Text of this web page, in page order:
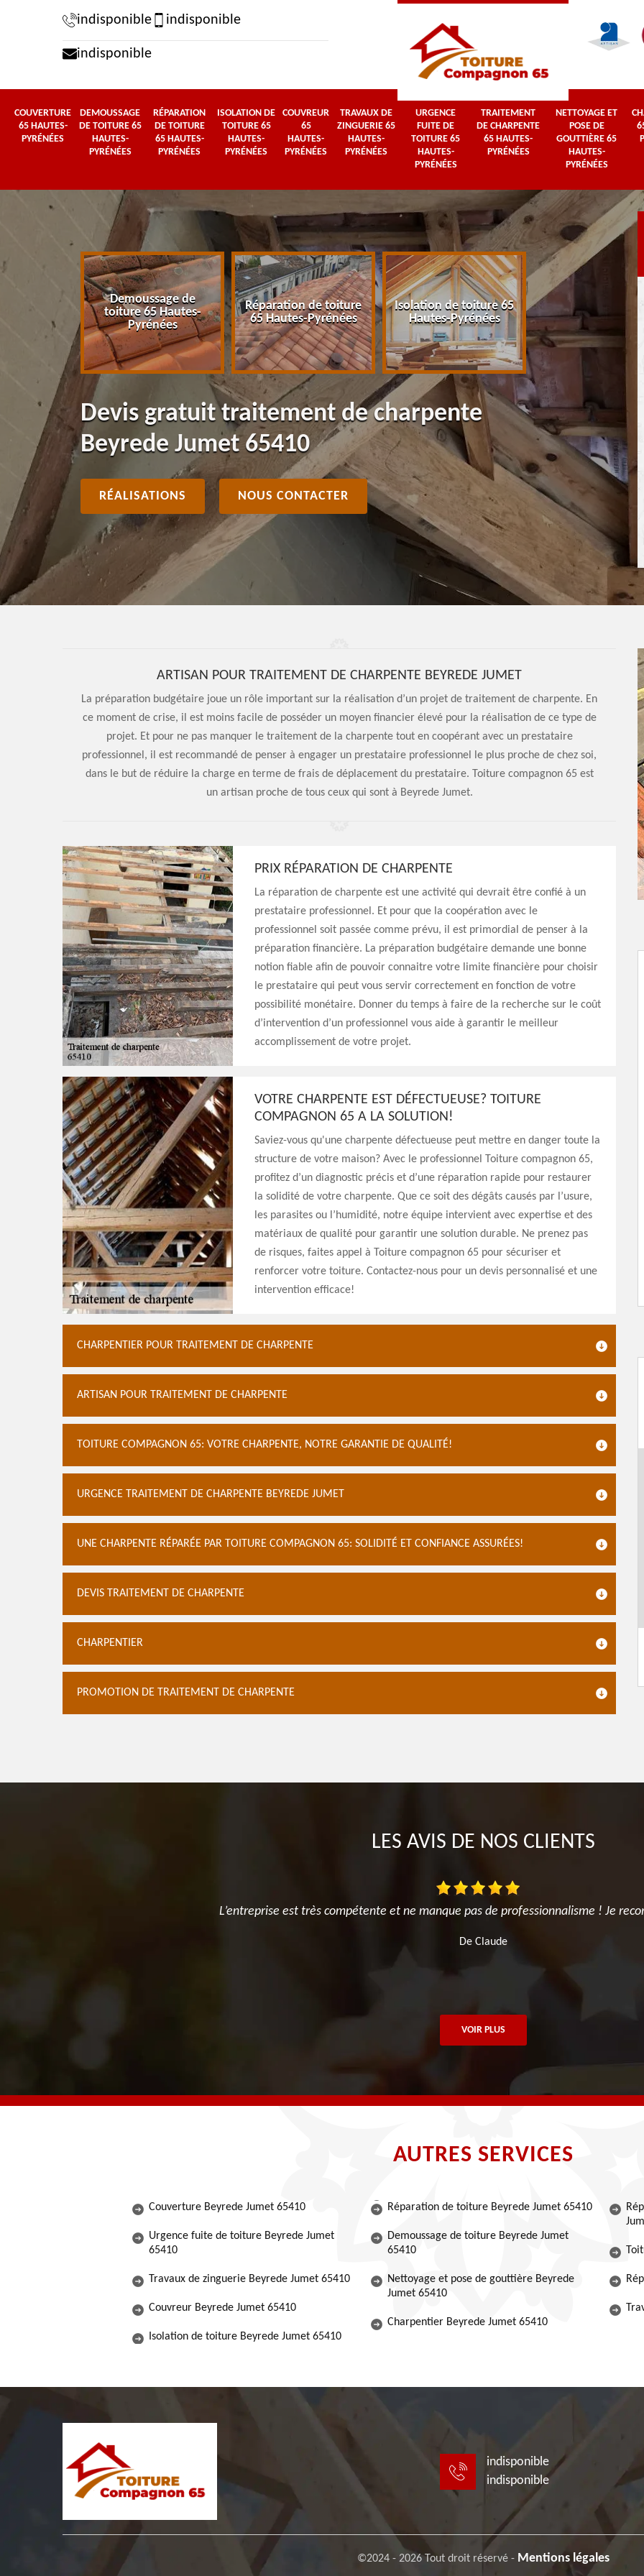
indisponible indisponible
indisponible
COUVERTURE
65 HAUTES-
PYRÉNÉES
DEMOUSSAGE
DE TOITURE 65
HAUTES-
PYRÉNÉES
RÉPARATION
DE TOITURE
65 HAUTES-
PYRÉNÉES
ISOLATION DE
TOITURE 65
HAUTES-
PYRÉNÉES
COUVREUR
65
HAUTES-
PYRÉNÉES
TRAVAUX DE
ZINGUERIE 65
HAUTES-
PYRÉNÉES
URGENCE
FUITE DE
TOITURE 65
HAUTES-
PYRÉNÉES
TRAITEMENT
DE CHARPENTE
65 HAUTES-
PYRÉNÉES
NETTOYAGE ET
POSE DE
GOUTTIÈRE 65
HAUTES-
PYRÉNÉES
Hautes-
Demoussage de
toiture 65 Hautes-
Pyrénées
Réparation de toiture
65 Hautes-Pyrénées
Isolation de toiture 65
Hautes-Pyrénées
Couvreur 65
Pyrénées
Devis gratuit traitement de charpente
Beyrede Jumet 65410
RÉALISATIONS NOUS CONTACTER
ARTISAN POUR TRAITEMENT DE CHARPENTE BEYREDE JUMET
La préparation budgétaire joue un rôle important sur la réalisation d’un projet de traitement de charpente. En
ce moment de crise, il est moins facile de posséder un moyen financier élevé pour la réalisation de ce type de
projet. Et pour ne pas manquer le traitement de la charpente tout en coopérant avec un prestataire
professionnel, il est recommandé de penser à engager un prestataire professionnel le plus proche de chez soi,
dans le but de réduire la charge en terme de frais de déplacement du prestataire. Toiture compagnon 65 est
un artisan proche de tous ceux qui sont à Beyrede Jumet.
PRIX RÉPARATION DE CHARPENTE
La réparation de charpente est une activité qui devrait être confié à un
prestataire professionnel. Et pour que la coopération avec le
professionnel soit passée comme prévu, il est primordial de penser à la
préparation financière. La préparation budgétaire demande une bonne
notion fiable afin de pouvoir connaitre votre limite financière pour choisir
le prestataire qui peut vous servir correctement en fonction de votre
possibilité monétaire. Donner du temps à faire de la recherche sur le coût
d’intervention d’un professionnel vous aide à garantir le meilleur
accomplissement de votre projet.
VOTRE CHARPENTE EST DÉFECTUEUSE? TOITURE
COMPAGNON 65 A LA SOLUTION!
Saviez-vous qu'une charpente défectueuse peut mettre en danger toute la
structure de votre maison? Avec le professionnel Toiture compagnon 65,
profitez d’un diagnostic précis et d’une réparation rapide pour restaurer
la solidité de votre charpente. Que ce soit des dégâts causés par l’usure,
les parasites ou l’humidité, notre équipe intervient avec expertise et des
matériaux de qualité pour garantir une solution durable. Ne prenez pas
de risques, faites appel à Toiture compagnon 65 pour sécuriser et
renforcer votre toiture. Contactez-nous pour un devis personnalisé et une
intervention efficace!
CHARPENTIER POUR TRAITEMENT DE CHARPENTE
ARTISAN POUR TRAITEMENT DE CHARPENTE
TOITURE COMPAGNON 65: VOTRE CHARPENTE, NOTRE GARANTIE DE QUALITÉ!
URGENCE TRAITEMENT DE CHARPENTE BEYREDE JUMET
UNE CHARPENTE RÉPARÉE PAR TOITURE COMPAGNON 65: SOLIDITÉ ET CONFIANCE ASSURÉES!
DEVIS TRAITEMENT DE CHARPENTE
CHARPENTIER
PROMOTION DE TRAITEMENT DE CHARPENTE
LES AVIS DE NOS CLIENTS
L’entreprise est très compétente et ne manque pas de professionnalisme ! Je
De Claude
VOIR PLUS
AUTRES SERVICES
Couverture Beyrede Jumet 65410
Urgence fuite de toiture Beyrede Jumet
65410
Travaux de zinguerie Beyrede Jumet 65410
Couvreur Beyrede Jumet 65410
Isolation de toiture Beyrede Jumet 65410
Réparation de toiture Beyrede Jumet 65410
Demoussage de toiture Beyrede Jumet
65410
Nettoyage et pose de gouttière Beyrede
Jumet 65410
Charpentier Beyrede Jumet 65410
indisponible
indisponible
©2024 - 2026 Tout droit réservé - Mentions légales